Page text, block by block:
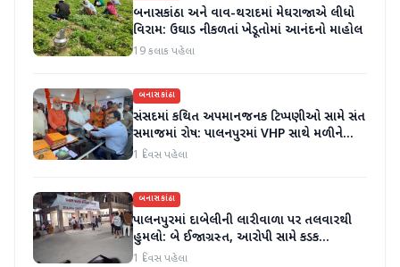
બનાસકાંઠા અને વાવ-થરાદમાં મેઘરાજાએ લીધો
વિરામ: ઉઘાડ નીકળતાં ખેડૂતોમાં આનંદનો માહોલ
19 કલાક પહેલા
બનાસકાંઠા
સંસદમાં કથિત અપમાનજનક ટિપ્પણીઓ સામે સંત
સમાજમાં રોષ: પાલનપુરમાં VHP સાથે મળીને
અધિક કલેક્ટરને આવેદનપત્ર આપ્યું
1 દિવસ પહેલા
બનાસકાંઠા
પાલનપુરમાં દાબેલીની લારીવાળા પર તલવારથી
હુમલો: બે ઈજાગ્રસ્ત, આરોપી સામે કડક
કાર્યવાહીની માંગ
1 દિવસ પહેલા